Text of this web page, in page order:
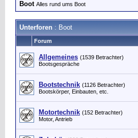
Boot Alles rund ums Boot
Unterforen : Boot
Forum
Allgemeines (1539 Betrachter)
Bootsgespräche
Bootstechnik (1126 Betrachter)
Bootskörper, Einbauten, etc.
Motortechnik (152 Betrachter)
Motor, Antrieb